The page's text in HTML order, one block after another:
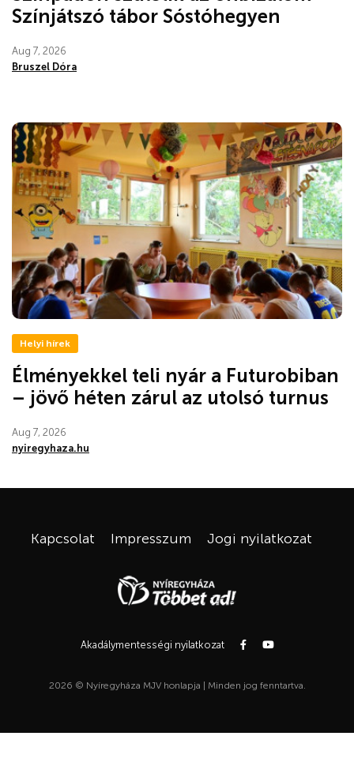
Színjátszó tábor Sóstóhegyen
Aug 7, 2026
Bruszel Dóra
Helyi hírek
Élményekkel teli nyár a Futurobiban
– jövő héten zárul az utolsó turnus
Aug 7, 2026
nyiregyhaza.hu
Kapcsolat Impresszum Jogi nyilatkozat
Akadálymentességi nyilatkozat
2026 © Nyíregyháza MJV honlapja | Minden jog fenntartva.